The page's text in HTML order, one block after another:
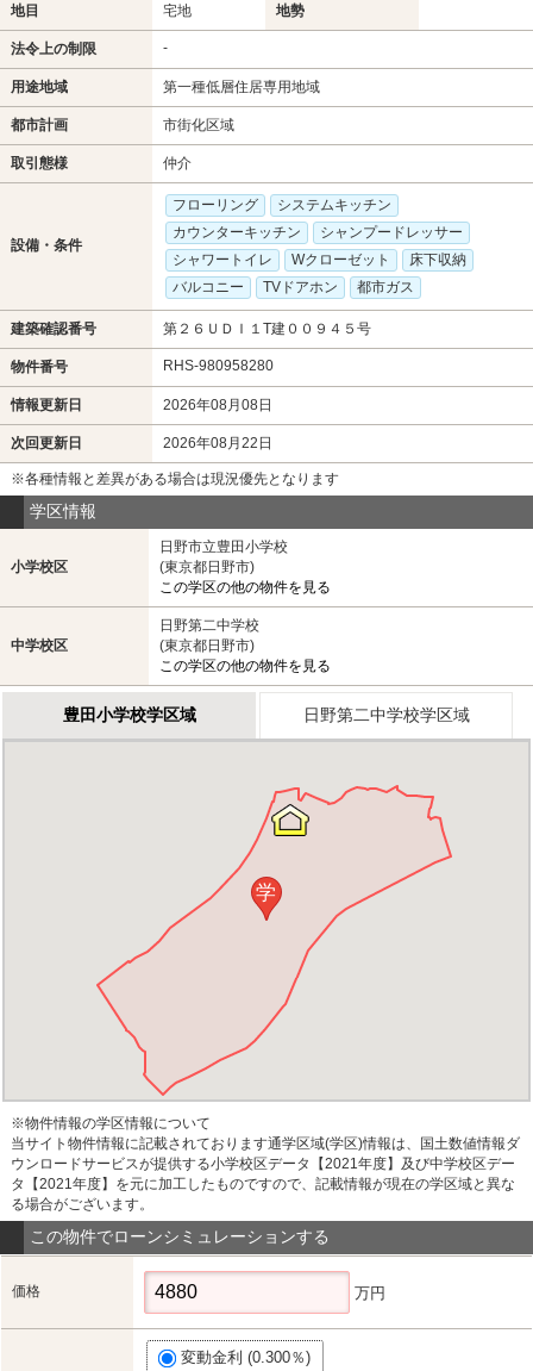
地目 宅地 地勢
法令上の制限 -
用途地域 第一種低層住居専用地域
都市計画 市街化区域
取引態様 仲介
設備・条件
フローリング
システムキッチン
カウンターキッチン
シャンプードレッサー
シャワートイレ
Wクローゼット
床下収納
バルコニー
TVドアホン 都市ガス
建築確認番号 第２６ＵＤＩ１T建００９４５号
物件番号 RHS-980958280
情報更新日 2026年08月08日
次回更新日 2026年08月22日
※各種情報と差異がある場合は現況優先となります
学区情報
小学校区
日野市立豊田小学校
(東京都日野市)
この学区の他の物件を見る
中学校区
日野第二中学校
(東京都日野市)
この学区の他の物件を見る
豊田小学校学区域 日野第二中学校学区域
学
※物件情報の学区情報について
当サイト物件情報に記載されております通学区域(学区)情報は、国土数値情報ダ
ウンロードサービスが提供する小学校区データ【2021年度】及び中学校区デー
タ【2021年度】を元に加工したものですので、記載情報が現在の学区域と異な
る場合がございます。
この物件でローンシミュレーションする
価格 万円
変動金利 (0.300％)